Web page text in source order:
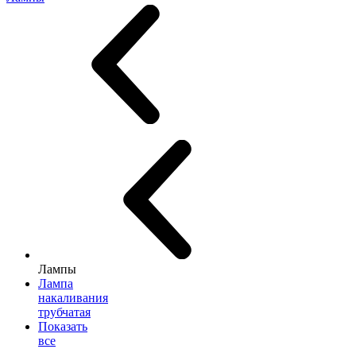
Лампы
Лампа
накаливания
трубчатая
Показать
все